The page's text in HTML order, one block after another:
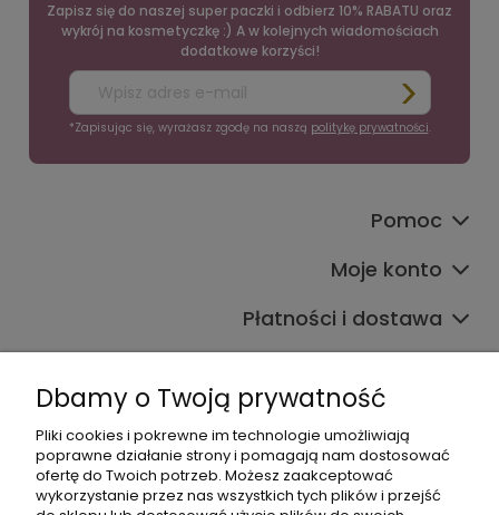
Zapisz się do naszej super paczki i odbierz 10% RABATU oraz
wykrój na kosmetyczkę :) A w kolejnych wiadomościach
dodatkowe korzyści!
*Zapisując się, wyrażasz zgodę na naszą politykę prywatności.
Pomoc
Moje konto
Płatności i dostawa
Dbamy o Twoją prywatność
Pliki cookies i pokrewne im technologie umożliwiają
poprawne działanie strony i pomagają nam dostosować
ofertę do Twoich potrzeb. Możesz zaakceptować
wykorzystanie przez nas wszystkich tych plików i przejść